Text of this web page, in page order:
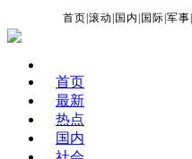
首页 |滚动 国内 国际 |军事
首页
最新
热点
国内